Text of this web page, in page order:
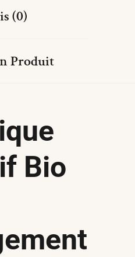
(0)
Produit
Bio